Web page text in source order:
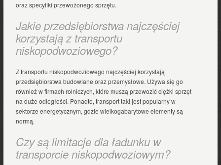
oraz specyfiki przewożonego sprzętu.
Jakie przedsiębiorstwa najczęściej
korzystają z transportu
niskopodwoziowego?
Z transportu niskopodwoziowego najczęściej korzystają
przedsiębiorstwa budowlane oraz przemysłowe. Używa się go
również w firmach rolniczych, które muszą przewozić ciężki sprzęt
na duże odległości. Ponadto, transport taki jest popularny w
sektorze energetycznym, gdzie wielkogabarytowe elementy są
normą.
Czy są limitacje dla ładunku w
transporcie niskopodwoziowym?